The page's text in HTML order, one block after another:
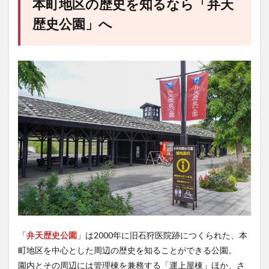
本町地区の歴史を知るなら「弁天
歴史公園」へ
「弁天歴史公園 」は2000年に旧石狩医院跡につくられた、本
町地区を中心とした周辺の歴史を知ることができる公園。
園内とその周辺には管理棟を兼務する「運上屋棟」ほか、さ